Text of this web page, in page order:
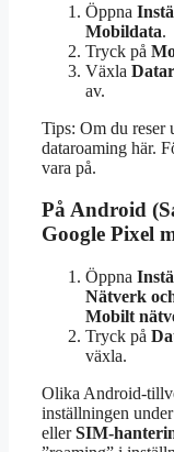
Öppna
Mobildata.
Tryck på
Växla
av.
Tips: Om du reser
dataroaming här.
vara på.
På Android
Google Pixel
Öppna
Nätverk
Mobilt
Tryck på
växla.
Olika Android-
inställningen under
ellerSIM-